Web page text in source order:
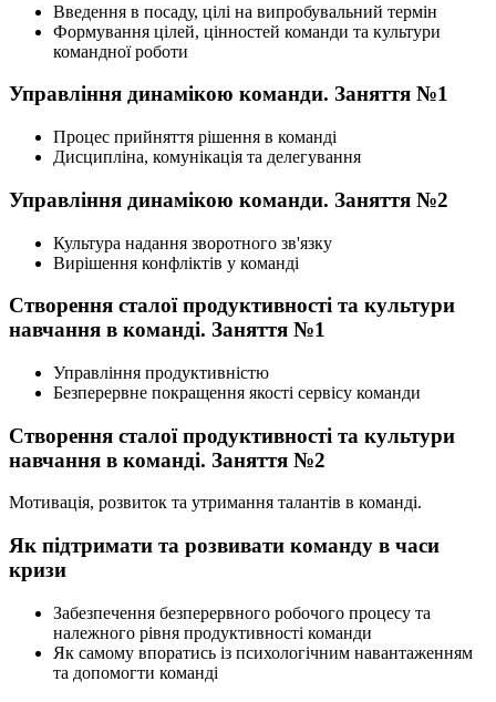
Введення в посаду, цілі на випробувальний термін
Формування цілей, цінностей команди та культури
командної роботи
Управління динамікою команди. Заняття №1
Процес прийняття рішення в команді
Дисципліна, комунікація та делегування
Управління динамікою команди. Заняття №2
Культура надання зворотного зв'язку
Вирішення конфліктів у команді
Створення сталої продуктивності та культури
навчання в команді. Заняття №1
Управління продуктивністю
Безперервне покращення якості сервісу команди
Створення сталої продуктивності та культури
навчання в команді. Заняття №2
Мотивація, розвиток та утримання талантів в команді.
Як підтримати та розвивати команду в часи
кризи
Забезпечення безперервного робочого процесу та
належного рівня продуктивності команди
Як самому впоратись із психологічним навантаженням
та допомогти команді